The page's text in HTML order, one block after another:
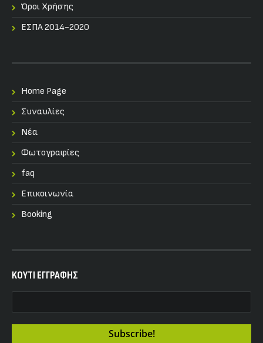
Όροι Χρήσης
ΕΣΠΑ 2014-2020
Home Page
Συναυλίες
Nέα
Φωτογραφίες
faq
Επικοινωνία
Booking
KOYTI ΕΓΓΡΑΦΗΣ